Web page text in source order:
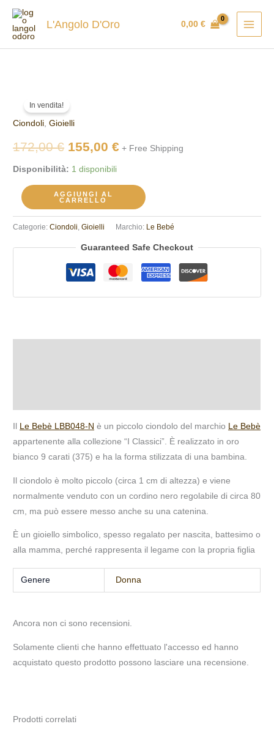
contenuto
L'Angolo D'Oro 0,00€
In vendita!
Ciondoli ,Gioielli
172,00€
prezzo
originale
era:
172,00 €.
155,00€ attuale
155,00 €.
+ Free Shipping
Disponibilità: 1 disponibili
Bebè
quantità
AGGIUNGI AL
CARRELLO
Categorie:Ciondoli,Gioielli Marchio: Le Bebé
Guaranteed Safe Checkout
Le Bebè LBB048‑N è un piccolo ciondolo del marchio Le Bebè
appartenente alla collezione “I Classici”. È realizzato in oro
bianco 9 carati (375) e ha la forma stilizzata di una bambina.
Il ciondolo è molto piccolo (circa 1 cm di altezza) e viene
normalmente venduto con un cordino nero regolabile di circa 80
cm, ma può essere messo anche su una catenina.
È un gioiello simbolico, spesso regalato per nascita, battesimo o
alla mamma, perché rappresenta il legame con la propria figlia
Genere Donna
Ancora non ci sono recensioni.
Solamente clienti che hanno effettuato l'accesso ed hanno
acquistato questo prodotto possono lasciare una recensione.
Prodotti correlati